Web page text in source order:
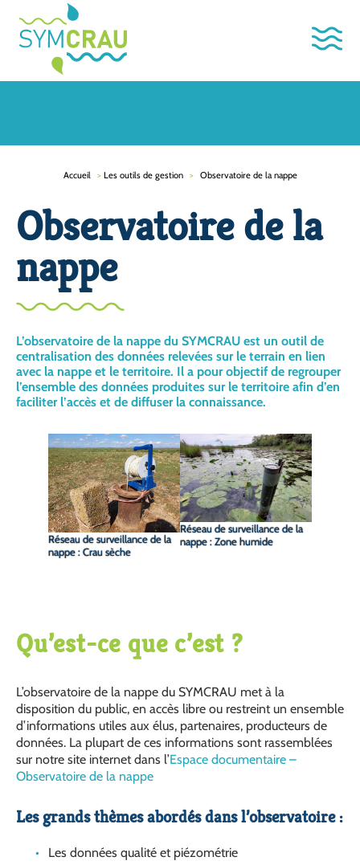
Accueil > Les outils de gestion > Observatoire de la nappe
Observatoire de la
nappe
L’observatoire de la nappe du SYMCRAU est un outil de
centralisation des données relevées sur le terrain en lien
avec la nappe et le territoire. Il a pour objectif de regrouper
l’ensemble des données produites sur le territoire afin d’en
faciliter l’accès et de diffuser la connaissance.
Réseau de surveillance de la
nappe : Crau sèche
Réseau de surveillance de la
nappe : Zone humide
Qu’est-ce que c’est ?
L’observatoire de la nappe du SYMCRAU met à la
disposition du public, en accès libre ou restreint un ensemble
d’informations utiles aux élus, partenaires, producteurs de
données. La plupart de ces informations sont rassemblées
sur notre site internet dans l’Espace documentaire –
Observatoire de la nappe
Les grands thèmes abordés dans l’observatoire :
Les données qualité et piézométrie